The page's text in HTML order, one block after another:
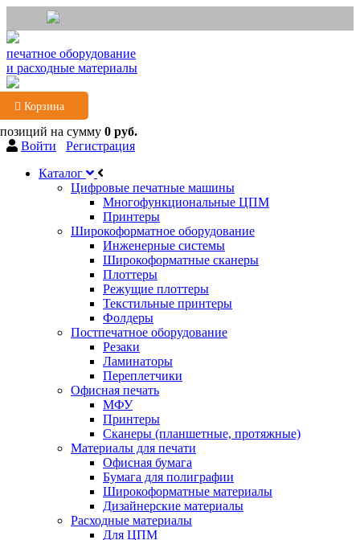
печатное оборудование
и расходные материалы
Корзина
на сумму 0 руб.
Войти
Регистрация
Каталог
Цифровые печатные машины
Многофункциональные ЦПМ
Принтеры
Широкоформатное оборудование
Инженерные системы
Широкоформатные сканеры
Плоттеры
Режущие плоттеры
Текстильные принтеры
Фолдеры
Постпечатное оборудование
Резаки
Ламинаторы
Переплетчики
Офисная печать
МФУ
Принтеры
Сканеры (планшетные, протяжные)
Материалы для печати
Офисная бумага
Бумага для полиграфии
Широкоформатные материалы
Дизайнерские материалы
Расходные материалы
Для ЦПМ